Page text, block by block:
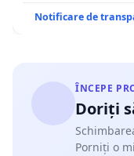
Notificare de
ÎNCEPE
Doriți
Porniți o